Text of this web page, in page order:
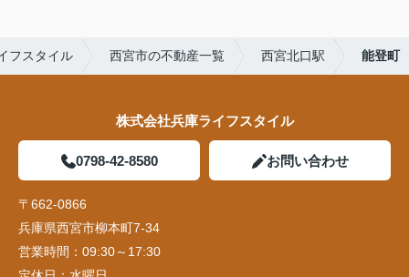
フスタイル 西宮市の不動産一覧 西宮北口駅 能登町
株式会社兵庫ライフスタイル
0798-42-8580 お問い合わせ
〒662-0866
兵庫県西宮市柳本町7-34
営業時間： 09:30～17:30